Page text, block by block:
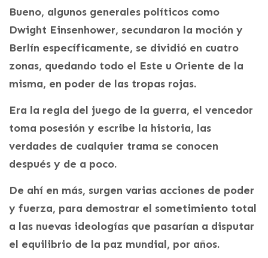
Bueno, algunos generales políticos como
Dwight Einsenhower, secundaron la moción y
Berlín específicamente, se dividió en cuatro
zonas, quedando todo el Este u Oriente de la
misma, en poder de las tropas rojas.
Era la regla del juego de la guerra, el vencedor
toma posesión y escribe la historia, las
verdades de cualquier trama se conocen
después y de a poco.
De ahí en más, surgen varias acciones de poder
y fuerza, para demostrar el sometimiento total
a las nuevas ideologías que pasarían a disputar
el equilibrio de la paz mundial, por años.